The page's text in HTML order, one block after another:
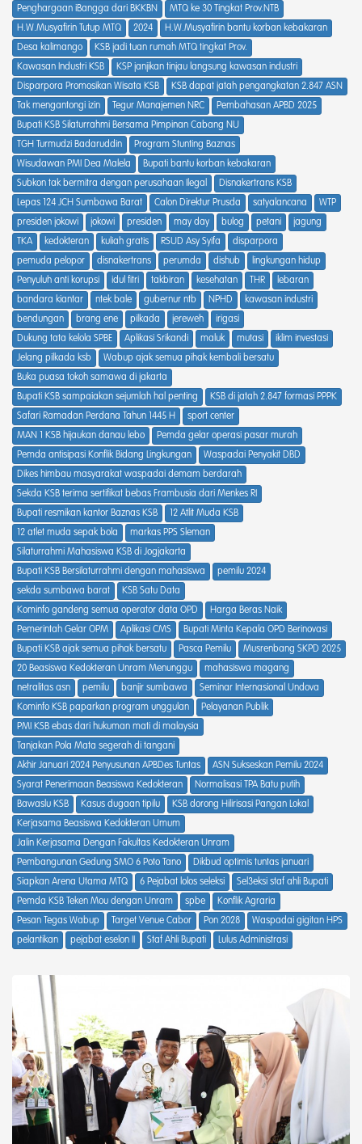
Penghargaan iBangga dari BKKBN
MTQ ke 30 Tingkat Prov.NTB
H.W.Musyafirin Tutup MTQ
2024
H.W.Musyafirin bantu korban kebakaran
Desa kalimango
KSB jadi tuan rumah MTQ tingkat Prov.
Kawasan Industri KSB
KSP janjikan tinjau langsung kawasan industri
Disparpora Promosikan Wisata KSB
KSB dapat jatah pengangkatan 2.847 ASN
Tak mengantongi izin
Tegur Manajemen NRC
Pembahasan APBD 2025
Bupati KSB Silaturrahmi Bersama Pimpinan Cabang NU
TGH Turmudzi Badaruddin
Program Stunting Baznas
Wisudawan PMI Dea Malela
Bupati bantu korban kebakaran
Subkon tak bermitra dengan perusahaan Ilegal
Disnakertrans KSB
Lepas 124 JCH Sumbawa Barat
Calon Direktur Prusda satyalancana
WTP
presiden jokowi
jokowi presiden may day bulog petani
jagung
TKA
kedokteran kuliah gratis RSUD Asy Syifa
disparpora
pemuda pelopor
disnakertrans perumda dishub
lingkungan hidup
Penyuluh anti korupsi
idul fitri takbiran kesehatan THR
lebaran
bandara kiantar
ntek bale gubernur ntb NPHD
kawasan industri
bendungan
brang ene pilkada jereweh
irigasi
Dukung tata kelola SPBE
Aplikasi Srikandi maluk mutasi
iklim investasi
Jelang pilkada ksb
Wabup ajak semua pihak kembali bersatu
Buka puasa tokoh samawa di jakarta
Bupati KSB sampaiakan sejumlah hal penting
KSB di jatah 2.847 formasi PPPK
Safari Ramadan Perdana Tahun 1445 H
sport center
MAN 1 KSB hijaukan danau lebo
Pemda gelar operasi pasar murah
Pemda antisipasi Konflik Bidang Lingkungan
Waspadai Penyakit DBD
Dikes himbau masyarakat waspadai demam berdarah
Sekda KSB terima sertifikat bebas Frambusia dari Menkes RI
Bupati resmikan kantor Baznas KSB
12 Atlit Muda KSB
12 atlet muda sepak bola
markas PPS Sleman
Silaturrahmi Mahasiswa KSB di Jogjakarta
Bupati KSB Bersilaturrahmi dengan mahasiswa
pemilu 2024
sekda sumbawa barat
KSB Satu Data
Kominfo gandeng semua operator data OPD
Harga Beras Naik
Pemerintah Gelar OPM
Aplikasi CMS
Bupati Minta Kepala OPD Berinovasi
Bupati KSB ajak semua pihak bersatu
Pasca Pemilu
Musrenbang SKPD 2025
20 Beasiswa Kedokteran Unram Menunggu
mahasiswa magang
netralitas asn
pemilu banjir sumbawa
Seminar Internasional Undova
Kominfo KSB paparkan program unggulan
Pelayanan Publik
PMI KSB ebas dari hukuman mati di malaysia
Tanjakan Pola Mata segerah di tangani
Akhir Januari 2024 Penyusunan APBDes Tuntas
ASN Sukseskan Pemilu 2024
Syarat Penerimaan Beasiswa Kedokteran
Normalisasi TPA Batu putih
Bawaslu KSB
Kasus dugaan tipilu
KSB dorong Hilirisasi Pangan Lokal
Kerjasama Beasiswa Kedokteran Umum
Jalin Kerjasama Dengan Fakultas Kedokteran Unram
Pembangunan Gedung SMO 6 Poto Tano
Dikbud optimis tuntas januari
Siapkan Arena Utama MTQ
6 Pejabat lolos seleksi
Sel3eksi staf ahli Bupati
Pemda KSB Teken Mou dengan Unram
spbe
Konflik Agraria
Pesan Tegas Wabup
Target Venue Cabor Pon 2028
Waspadai gigitan HPS
pelantikan
pejabat eselon II Staf Ahli Bupati Lulus Administrasi